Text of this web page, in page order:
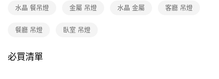
２．訂單成立數日內，您將收到繳費通知簡訊。
３．收到繳費通知簡訊後14天內，點擊此簡訊中的連結，可透過四大超商／
※ 請注意：結帳手續完成當下不需立刻繳費，但若您需要取消訂單，請聯絡
※ 交易是否成功請以「AFTEE先享後付 」之結帳頁面顯示為準，若有關於
水晶 餐吊燈 金屬 吊燈 水晶 金屬 客廳 吊燈
餐廳 吊燈 臥室 吊燈
必買清單